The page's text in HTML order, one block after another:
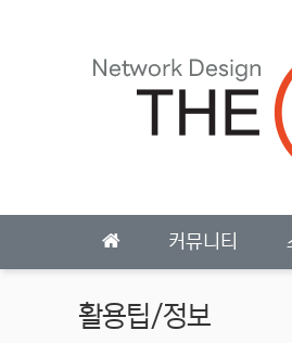
커뮤니티
활용팁/정보